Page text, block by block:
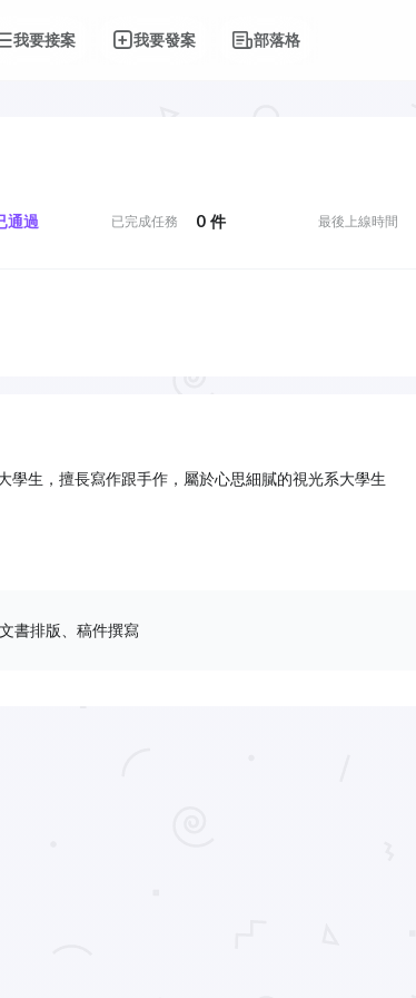
我要接案 我要發案 部落格
通過 已完成任務 0 件 最後上線時間
學生，擅長寫作跟手作，屬於心思細膩的視光系大學生
書排版、稿件撰寫